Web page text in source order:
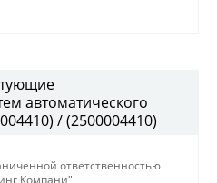
автоматического
/ (2500004410)
ответственностью
Компани"